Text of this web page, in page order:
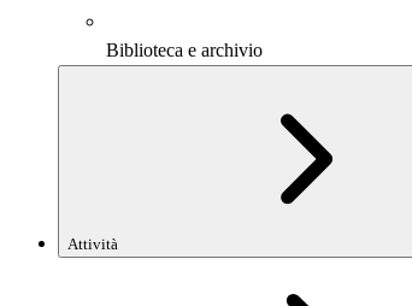
Biblioteca e archivio
Attività